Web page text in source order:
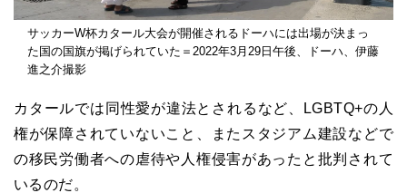
サッカーW杯カタール大会が開催されるドーハには出場が決まっ
た国の国旗が掲げられていた＝2022年3月29日午後、ドーハ、伊藤
進之介撮影
カタールでは同性愛が違法とされるなど、LGBTQ+の人
権が保障されていないこと、またスタジアム建設などで
の移民労働者への虐待や人権侵害があったと批判されて
いるのだ。